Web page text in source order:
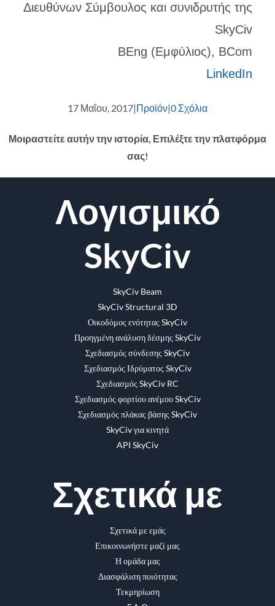
Διευθύνων Σύμβουλος και συνιδρυτής της
SkyCiv
BEng (Εμφύλιος), BCom
LinkedIn
17 Μαΐου, 2017|Προϊόν|0 Σχόλια
Μοιραστείτε αυτήν την ιστορία, Επιλέξτε την πλατφόρμα
σας!
Λογισμικό
SkyCiv
SkyCiv Beam
SkyCiv Structural 3D
Οικοδόμος ενότητας SkyCiv
Προηγμένη ανάλυση δέσμης SkyCiv
Σχεδιασμός σύνδεσης SkyCiv
Σχεδιασμός Ιδρύματος SkyCiv
Σχεδιασμός SkyCiv RC
Σχεδιασμός φορτίου ανέμου SkyCiv
Σχεδιασμός πλάκας βάσης SkyCiv
SkyCiv για κινητά
API SkyCiv
Σχετικά με
Σχετικά με εμάς
Επικοινωνήστε μαζί μας
Η ομάδα μας
Διασφάλιση ποιότητας
Τεκμηρίωση